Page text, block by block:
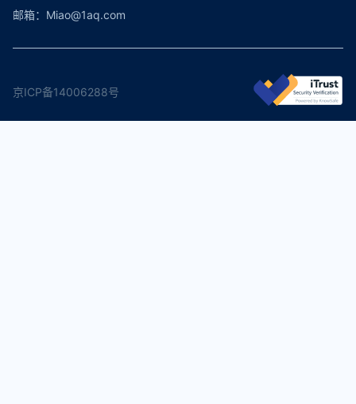
邮箱：Miao@1aq.com
京ICP备14006288号